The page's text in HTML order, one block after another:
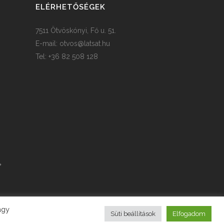
ELÉRHETŐSÉGEK
7511 Ötvöskónyi, Fő u. 51.
E-mail: otvos@latsat.hu
Tel: +36 82 508 128
Süti beállítások Elfogadom